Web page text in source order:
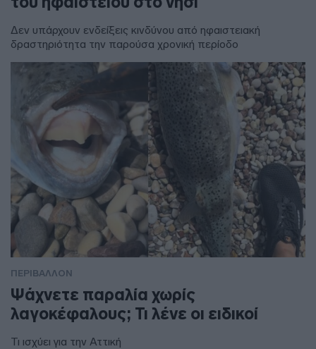
Δεν υπάρχουν ενδείξεις κινδύνου από ηφαιστειακή
δραστηριότητα την παρούσα χρονική περίοδο
ΠΕΡΙΒΑΛΛΟΝ
Ψάχνετε παραλία χωρίς
λαγοκέφαλους; Τι λένε οι ειδικοί
Τι ισχύει για την Αττική